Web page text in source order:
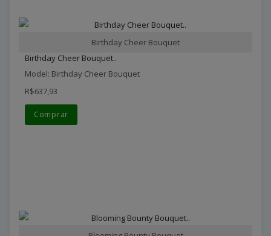
Birthday Cheer Bouquet
Birthday Cheer Bouquet..
Model: Birthday Cheer Bouquet
R$637,93
Comprar